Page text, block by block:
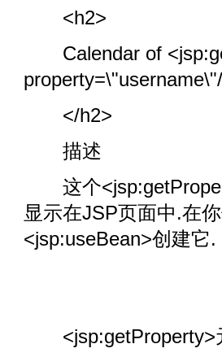
<h2>
Calendar of
</h2>
描述
这个
显示在JSP页面中.在
<jsp:useBean>创建它.
<jsp:getProperty>